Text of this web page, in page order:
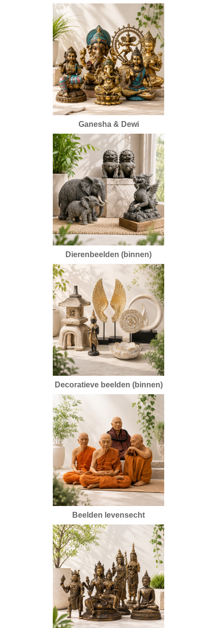
Ganesha & Dewi
Dierenbeelden (binnen)
Decoratieve beelden (binnen)
Beelden levensecht